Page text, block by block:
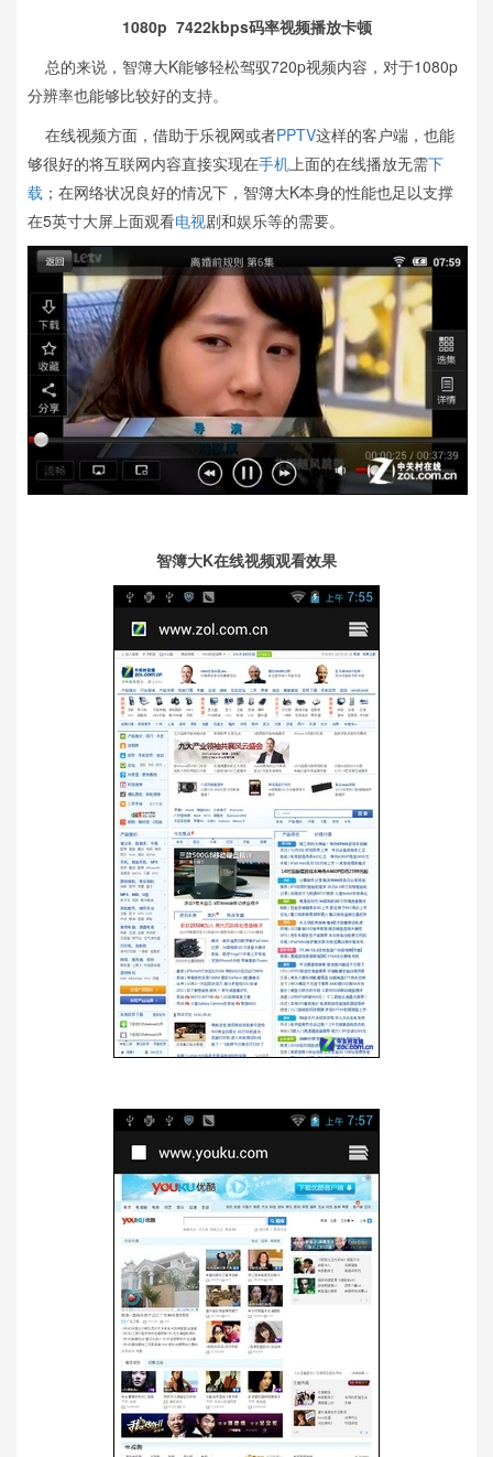
1080p 7422kbps码率视频播放卡顿
总的来说，智簿大K能够轻松驾驭720p视频内容，对于1080p
分辨率也能够比较好的支持。
在线视频方面，借助于乐视网或者PPTV这样的客户端，也能
够很好的将互联网内容直接实现在手机上面的在线播放无需下
载 ；在网络状况良好的情况下，智簿大K本身的性能也足以支撑
在5英寸大屏上面观看电视剧和娱乐等的需要。
智簿大K在线视频观看效果